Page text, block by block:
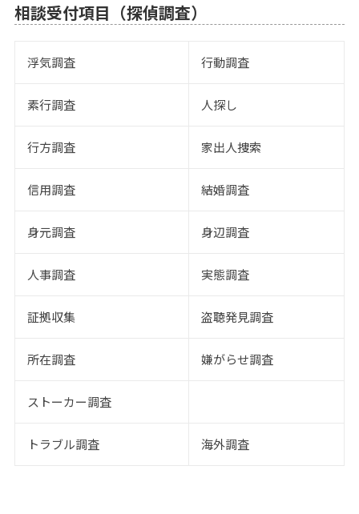
相談受付項目（探偵調査）
浮気調査 行動調査
素行調査 人探し
行方調査 家出人捜索
信用調査 結婚調査
身元調査 身辺調査
人事調査 実態調査
証拠収集 盗聴発見調査
所在調査 嫌がらせ調査
ストーカー調査
トラブル調査 海外調査